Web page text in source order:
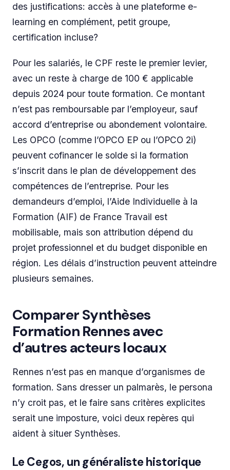
des justifications: accès à une plateforme e-
learning en complément, petit groupe,
certification incluse?
Pour les salariés, le CPF reste le premier levier,
avec un reste à charge de 100 € applicable
depuis 2024 pour toute formation. Ce montant
n’est pas remboursable par l’employeur, sauf
accord d’entreprise ou abondement volontaire.
Les OPCO (comme l’OPCO EP ou l’OPCO 2i)
peuvent cofinancer le solde si la formation
s’inscrit dans le plan de développement des
compétences de l’entreprise. Pour les
demandeurs d’emploi, l’Aide Individuelle à la
Formation (AIF) de France Travail est
mobilisable, mais son attribution dépend du
projet professionnel et du budget disponible en
région. Les délais d’instruction peuvent atteindre
plusieurs semaines.
Comparer Synthèses
Formation Rennes avec
d’autres acteurs locaux
Rennes n’est pas en manque d’organismes de
formation. Sans dresser un palmarès, le persona
n’y croit pas, et le faire sans critères explicites
serait une imposture, voici deux repères qui
aident à situer Synthèses.
Le Cegos, un généraliste historique